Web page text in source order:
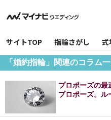
サイトTOP 指輪さがし 式
「婚約指輪」関連のコラム
プロポーズの最
プロポーズ。ル